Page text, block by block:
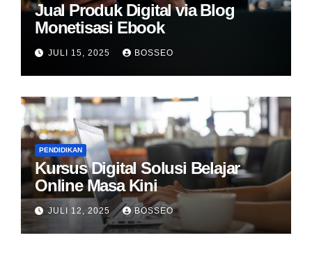
Jual Produk Digital via Blog
Monetisasi Ebook
JULI 15, 2025 BOSSEO
PENDIDIKAN
Kursus Digital Solusi Belajar
Online Masa Kini
JULI 12, 2025 BOSSEO